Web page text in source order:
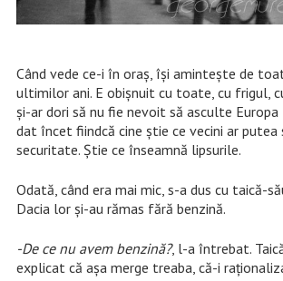
Când vede ce-i în oraș, își amintește de
ultimilor ani. E obișnuit cu toate, cu frigul,
și-ar dori să nu fie nevoit să asculte
dat încet fiindcă cine știe ce vecini ar putea
securitate. Știe ce înseamnă lipsurile.
Odată, când era mai mic, s-a dus cu taică-
Dacia lor și-au rămas fără benzină.
-De ce nu avem benzină?, l-a întrebat.
explicat că așa merge treaba, că-i